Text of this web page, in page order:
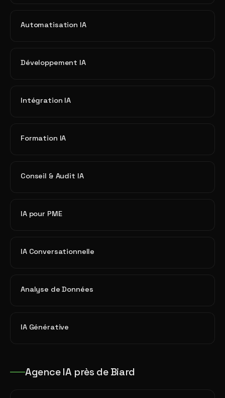
Automatisation IA
Développement IA
Intégration IA
Formation IA
Conseil & Audit IA
IA pour PME
IA Conversationnelle
Analyse de Données
IA Générative
Agence IA près de Biard